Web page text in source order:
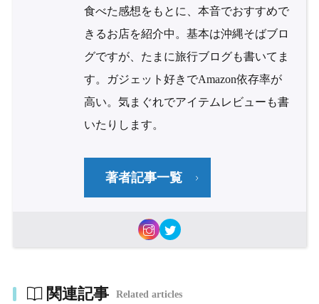
食べた感想をもとに、本音でおすすめで
きるお店を紹介中。基本は沖縄そばブロ
グですが、たまに旅行ブログも書いてま
す。ガジェット好きでAmazon依存率が
高い。気まぐれでアイテムレビューも書
いたりします。
著者記事一覧
関連記事 Related articles